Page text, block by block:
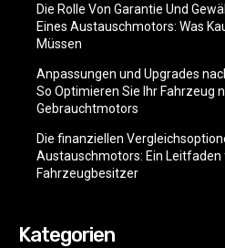
Die Rolle Von Garantie Und
Eines Austauschmotors: Was
Müssen
Anpassungen und Upgrades
So Optimieren Sie Ihr Fahrzeug
Gebrauchtmotors
Die finanziellen
Austauschmotors: Ein Leitfaden
Fahrzeugbesitzer
Kategorien